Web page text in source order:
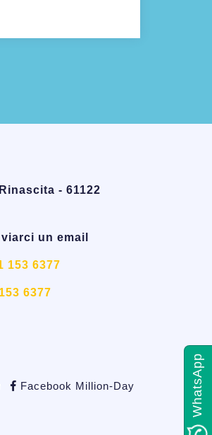
- 61122
un email
153 6377
6377
Facebook Million-Day WhatsApp